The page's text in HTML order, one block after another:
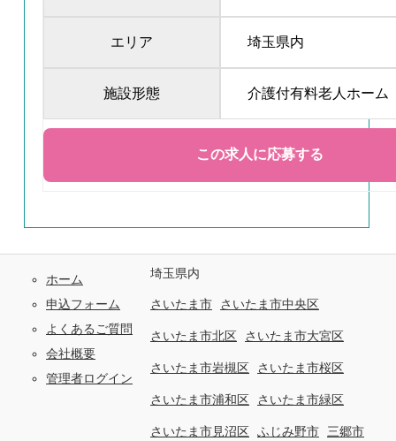
エリア 埼玉県内
施設形態 介護付有料老人ホーム
ホーム
申込フォーム
よくあるご質問
会社概要
管理者ログイン
埼玉県内
さいたま市 さいたま市中央区
さいたま市北区 さいたま市大宮区
さいたま市岩槻区 さいたま市桜区
さいたま市浦和区 さいたま市緑区
さいたま市見沼区 ふじみ野市 三郷市